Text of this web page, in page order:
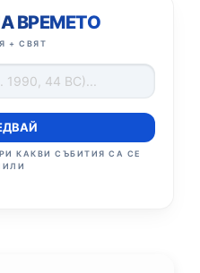
ВРЕМЕТО
+ СВЯТ
КАКВИ СЪБИТИЯ СА СЕ